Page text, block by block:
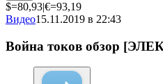
$=80,93|€=93,19
Видео15.11.2019 в 22:43
Война токов обзор